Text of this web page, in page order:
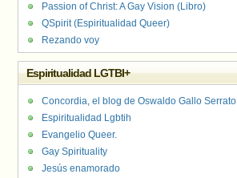
Passion of Christ: A Gay Vision (Libro)
QSpirit (Espiritualidad Queer)
Rezando voy
Espiritualidad LGTBI+
Concordia, el blog de Oswaldo Gallo Serrato
Espiritualidad Lgbtih
Evangelio Queer.
Gay Spirituality
Jesús enamorado